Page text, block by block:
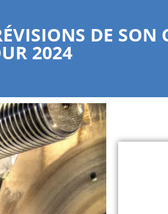
DE SON
2024